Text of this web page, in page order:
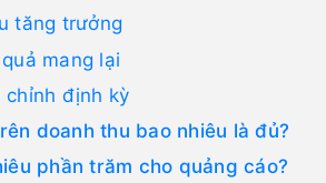
tăng trưởng
mang lại
chỉnh định kỳ
doanh thu bao nhiêu là đủ?
phần trăm cho quảng cáo?